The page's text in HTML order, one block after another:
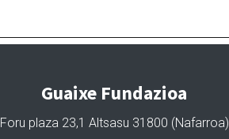
Guaixe Fundazioa
Foru plaza 23,1 Altsasu 31800 (Nafarroa)